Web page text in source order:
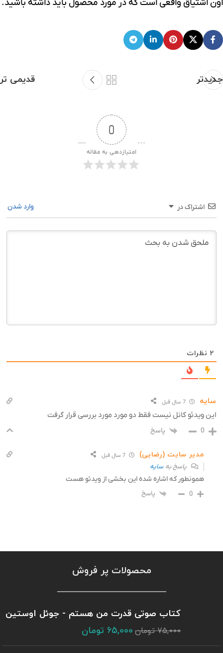
اون اشتیاق واقعی است که در مورد محصول باید داشته باشید.
جدیدتر قدیمی تر
0
امتیازدهی به مقاله
اشتراک در وارد شدن
2 نظرات
سایه 7 سال قبل
این ویدئو کانل نیست فقط دو مورد مورد بررسی قرار گرفت
0 پاسخ
مدیر سایت (رضایی) 7 سال قبل
پاسخ بهسایه
همونطور که اشاره شده این بخشی از ویدئو هست
0 پاسخ
محصولات پر فروش
کتاب صوتی قدرت من هستم - جوئل اوستین
75,000 تومان 65,000 تومان